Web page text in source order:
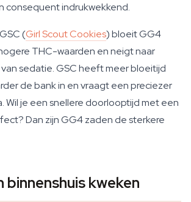
consequent indrukwekkend.
(Girl Scout Cookies) bloeit GG4
THC-waarden en neigt naar
sedatie. GSC heeft meer bloeitijd
de bank in en vraagt een preciezer
Wil je een snellere doorlooptijd met een
Dan zijn GG4 zaden de sterkere
binnenshuis kweken